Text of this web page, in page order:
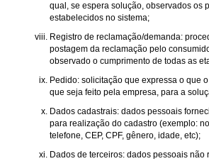
qual, se espera solução, observados os
estabelecidos no sistema;
Registro de reclamação/demanda:
postagem da reclamação pelo
observado o cumprimento de todas as
Pedido: solicitação que expressa o que
que seja feito pela empresa, para a
Dados cadastrais: dados pessoais
para realização do cadastro (exemplo:
telefone, CEP, CPF, gênero, idade, etc);
Dados de terceiros: dados pessoais não